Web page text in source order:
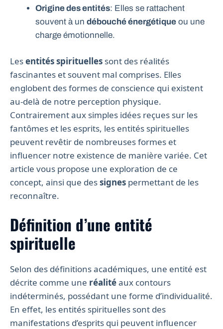
Origine des entités: Elles se rattachent
souvent à un débouché énergétique ou une
charge émotionnelle.
Lesentités spirituelles sont des réalités
fascinantes et souvent mal comprises. Elles
englobent des formes de conscience qui existent
au-delà de notre perception physique.
Contrairement aux simples idées reçues sur les
fantômes et les esprits, les entités spirituelles
peuvent revêtir de nombreuses formes et
influencer notre existence de manière variée. Cet
article vous propose une exploration de ce
concept, ainsi que dessignes permettant de les
reconnaître.
Définition d’une entité
spirituelle
Selon des définitions académiques, une entité est
décrite comme une réalitéaux contours
indéterminés, possédant une forme d’individualité.
En effet, les entités spirituelles sont des
manifestations d’esprits qui peuvent influencer